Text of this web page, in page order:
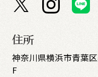
住所
神奈川県横浜市青葉
F